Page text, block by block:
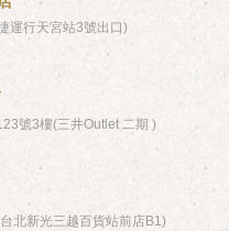
運行天宮站3號出口)
號3樓(三井Outlet 二期 )
北新光三越百貨站前店B1)